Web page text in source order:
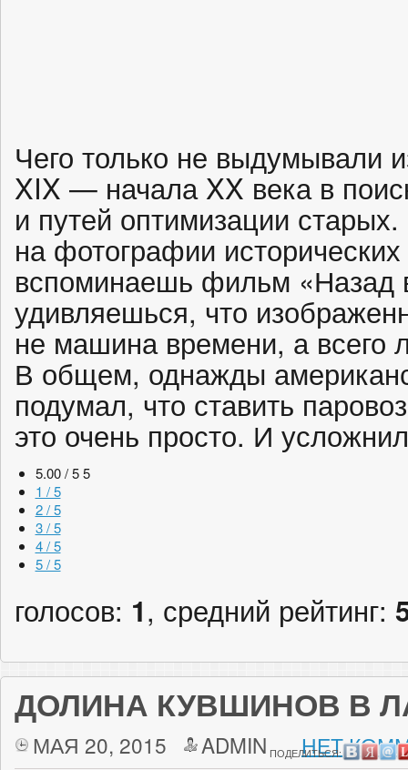
Чего только не выдумывали
XIX — начала XX века в
и путей оптимизации
на фотографии
вспоминаешь фильм «Назад
удивляешься, что
не машина времени, а всего
В общем, однажды
подумал, что ставить
это очень просто. И
5.00 / 5 5
1 / 5
2 / 5
3 / 5
4 / 5
5 / 5
голосов: 1, средний рейтинг:
ДОЛИНА КУВШИНОВ В
МАЯ 20, 2015 ADMIN НЕТ
ПОДЕЛИТЬСЯ: